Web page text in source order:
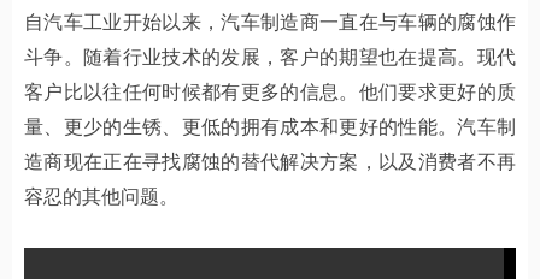
自汽车工业开始以来，汽车制造商一直在与车辆的腐蚀作
斗争。随着行业技术的发展，客户的期望也在提高。现代
客户比以往任何时候都有更多的信息。他们要求更好的质
量、更少的生锈、更低的拥有成本和更好的性能。汽车制
造商现在正在寻找腐蚀的替代解决方案，以及消费者不再
容忍的其他问题。